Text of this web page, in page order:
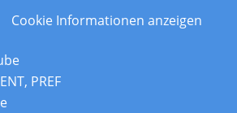
Cookie Informationen anzeigen
PREF